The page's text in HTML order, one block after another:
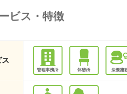
ビス・特徴
ス